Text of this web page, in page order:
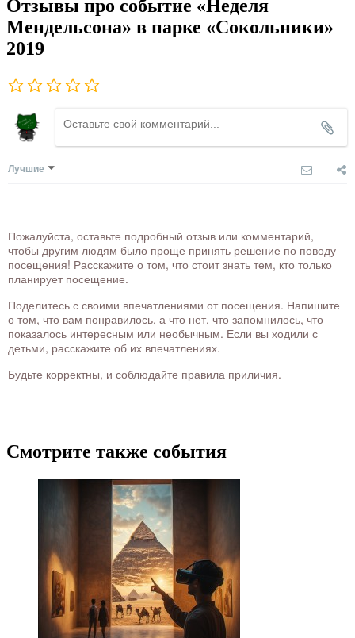
Отзывы про событие «Неделя
Мендельсона» в парке «Сокольники»
2019
Лучшие
Пожалуйста, оставьте подробный отзыв или комментарий,
чтобы другим людям было проще принять решение по поводу
посещения! Расскажите о том, что стоит знать тем, кто только
планирует посещение.
Поделитесь с своими впечатлениями от посещения. Напишите
о том, что вам понравилось, а что нет, что запомнилось, что
показалось интересным или необычным. Если вы ходили с
детьми, расскажите об их впечатлениях.
Будьте корректны, и соблюдайте правила приличия.
Смотрите также события